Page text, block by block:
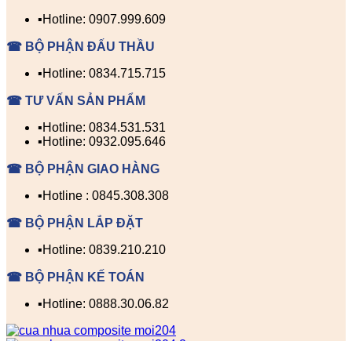
▪️Hotline: 0907.999.609
☎ BỘ PHẬN ĐẤU THẦU
▪️Hotline: 0834.715.715
☎ TƯ VẤN SẢN PHẨM
▪️Hotline: 0834.531.531
▪️Hotline: 0932.095.646
☎ BỘ PHẬN GIAO HÀNG
▪️Hotline : 0845.308.308
☎ BỘ PHẬN LẮP ĐẶT
▪️Hotline: 0839.210.210
☎ BỘ PHẬN KẾ TOÁN
▪️Hotline: 0888.30.06.82